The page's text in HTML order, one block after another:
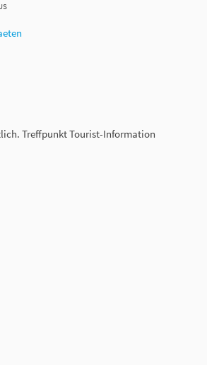
Treffpunkt Tourist-Information